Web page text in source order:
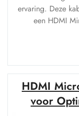
ervaring. Deze
een HDMI
HDMI
voor